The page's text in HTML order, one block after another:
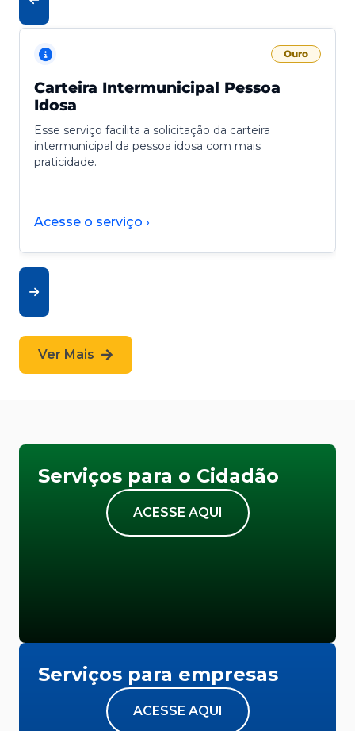
Ouro
Carteira Intermunicipal Pessoa
Idosa
Esse serviço facilita a solicitação da carteira
intermunicipal da pessoa idosa com mais
praticidade.
Acesse o serviço ›
Ver Mais
Serviços para o Cidadão
ACESSE AQUI
Serviços para empresas
ACESSE AQUI